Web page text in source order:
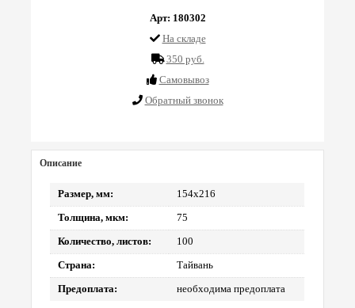
Арт: 180302
На складе
350 руб.
Cамовывоз
Обратный звонок
Описание
Размер, мм: 154х216
Толщина, мкм: 75
Количество, листов: 100
Страна: Тайвань
Предоплата: необходима предоплата